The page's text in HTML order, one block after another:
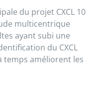
du projet CXCL 10
multicentrique
ayant subi une
du CXCL
temps améliorent les